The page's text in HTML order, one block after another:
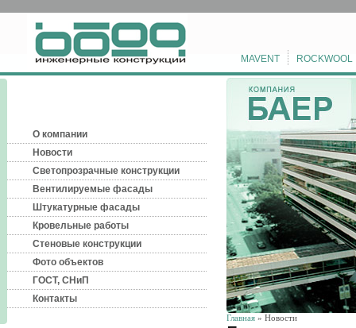
MAVENT ROCKWOOL
О компании
Новости
Светопрозрачные конструкции
Вентилируемые фасады
Штукатурные фасады
Кровельные работы
Стеновые конструкции
Фото объектов
ГОСТ, СНиП
Контакты
Главная » Новости